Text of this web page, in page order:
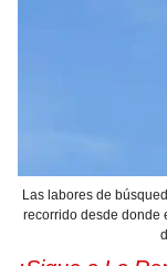
Las labores de
recorrido desde donde